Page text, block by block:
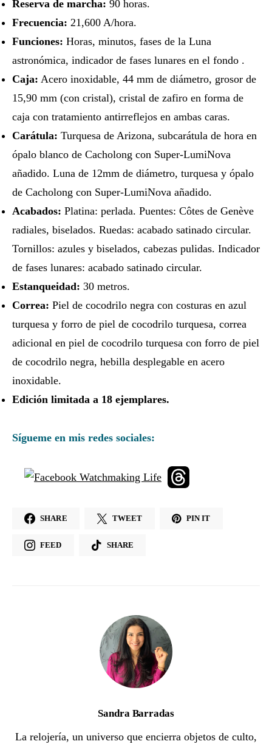
Reserva de marcha: 90 horas.
Frecuencia: 21,600 A/hora.
Funciones: Horas, minutos, fases de la Luna
astronómica, indicador de fases lunares en el fondo .
Caja: Acero inoxidable, 44 mm de diámetro, grosor de
15,90 mm (con cristal), cristal de zafiro en forma de
caja con tratamiento antirreflejos en ambas caras.
Carátula: Turquesa de Arizona, subcarátula de hora en
ópalo blanco de Cacholong con Super-LumiNova
añadido. Luna de 12mm de diámetro, turquesa y ópalo
de Cacholong con Super-LumiNova añadido.
Acabados: Platina: perlada. Puentes: Côtes de Genève
radiales, biselados. Ruedas: acabado satinado circular.
Tornillos: azules y biselados, cabezas pulidas. Indicador
de fases lunares: acabado satinado circular.
Estanqueidad: 30 metros.
Correa: Piel de cocodrilo negra con costuras en azul
turquesa y forro de piel de cocodrilo turquesa, correa
adicional en piel de cocodrilo turquesa con forro de piel
de cocodrilo negra, hebilla desplegable en acero
inoxidable.
Edición limitada a 18 ejemplares.
Sígueme en mis redes sociales:
SHARE TWEET PIN IT
FEED SHARE
Sandra Barradas
La relojería, un universo que encierra objetos de culto,